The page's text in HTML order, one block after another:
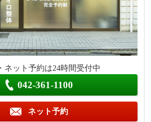
ネット予約は24時間受付中
042-361-1100
ネット予約